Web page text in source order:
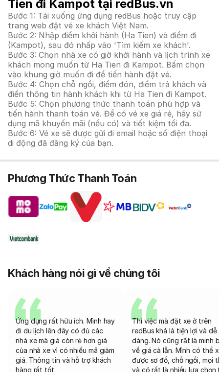
Tien đi Kampot tại redBus.vn
Bước 1: Tải xuống ứng dụng redBus hoặc truy cập
trang web đặt vé xe khách Việt Nam.
Bước 2: Nhập điểm khởi hành (Ha Tien) và điểm đi
(Kampot), sau đó nhấp vào 'Tìm kiếm xe khách'.
Bước 3: Chọn nhà xe có giờ khởi hành và lịch trình xe
khách mong muốn từ Ha Tien đi Kampot. Bấm chọn
vào khung giờ muốn đi để tiến hành đặt vé.
Bước 4: Chọn chỗ ngồi, điểm đón, điểm trả khách và
điền thông tin hành khách khi từ Ha Tien đi Kampot.
Bước 5: Chọn phương thức thanh toán phù hợp và
tiến hành thanh toán vé. Để có vé xe giá rẻ, hãy sử
dụng mã khuyến mãi (nếu có) và tiết kiệm tối đa.
Bước 6: Vé xe sẽ được gửi đi email hoặc số điện thoại
di động đã đăng ký của bạn.
Phương Thức Thanh Toán
Khách hàng nói gì về chúng tôi
Ứng dụng rất hữu ích. Mình hay
đi du lịch lên đây có đủ các
nhà xe mà giá còn rẻ hơn giá
của nhà xe vì có nhiều mã giảm
giá. Thông tin và hỗ trợ khách
hàng rất tốt.
Thì việc mà đặt xe ở trên
redBus khá là tiện lợi và dễ
dàng. Nó cũng rất là minh
về giá cả lẫn. Mình có thể
được sơ đồ, chỗ ngồi, mọi
và có rất là nhiều lựa chọn